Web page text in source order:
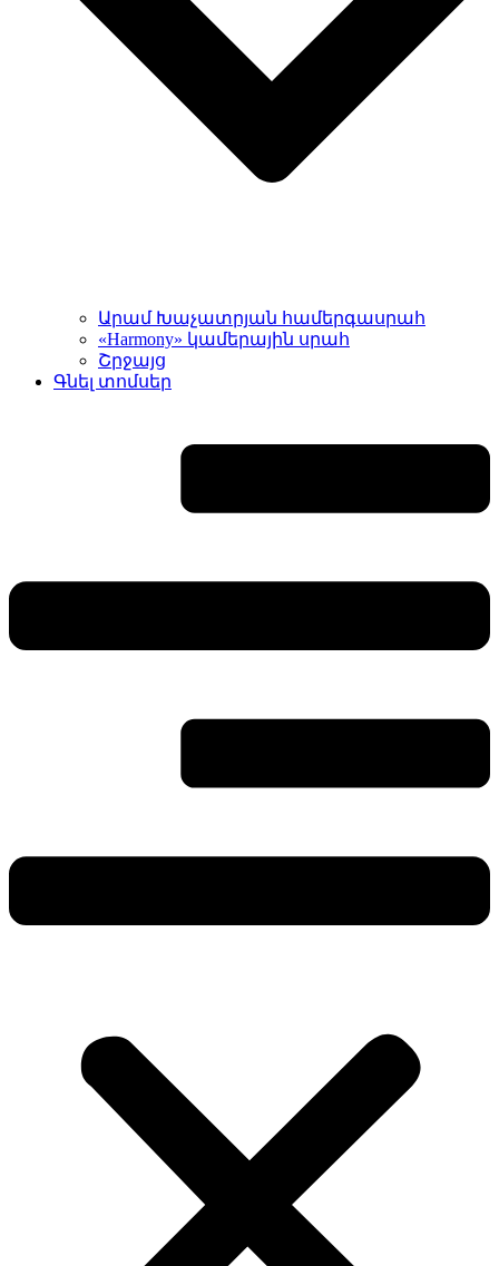
Արամ Խաչատրյան համերգասրահ
«Harmony» կամերային սրահ
Շրջայց
Գնել տոմսեր